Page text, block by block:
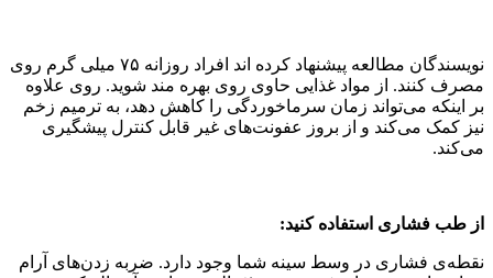
نویسندگان مطالعه پیشنهاد کرده اند افراد روزانه ۷۵ میلی گرم روی
مصرف کنند. از مواد غذایی حاوی روی بهره مند شوید. روی علاوه
بر اینکه می‌تواند زمان سرماخوردگی را کاهش دهد، به ترمیم زخم
نیز کمک می‌کند و از بروز عفونت‌های غیر قابل کنترل پیشگیری
می‌کند.
از طب فشاری استفاده کنید:
نقطه‌ی فشاری در وسط سینه شما وجود دارد. ضربه زدن‌های آرام